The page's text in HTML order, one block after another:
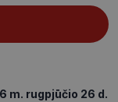
m. rugpjūčio 26 d.